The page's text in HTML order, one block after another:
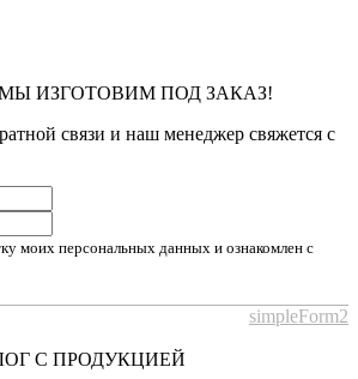
ИЗГОТОВИМ ПОД ЗАКАЗ!
связи и наш менеджер свяжется с
моих персональных данных и ознакомлен с
simpleForm2
С ПРОДУКЦИЕЙ